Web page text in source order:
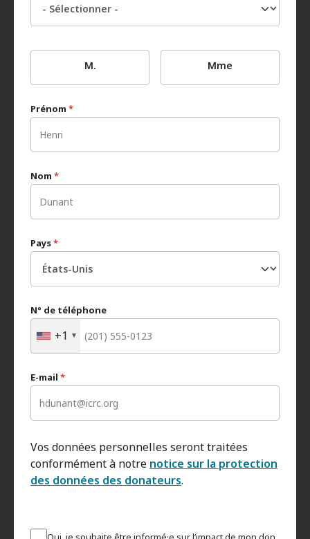
M. Mme
Prénom *
Nom *
Pays*
N° de téléphone
+1
E-mail *
Vos données personnelles seront traitées
conformément à notre notice sur la protection
des données des donateurs.